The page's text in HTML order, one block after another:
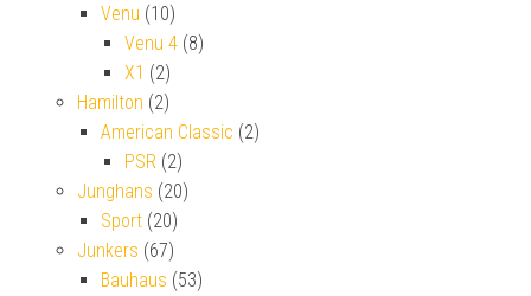
Venu (10)
Venu 4 (8)
X1 (2)
Hamilton (2)
American Classic (2)
PSR (2)
Junghans (20)
Sport (20)
Junkers (67)
Bauhaus (53)